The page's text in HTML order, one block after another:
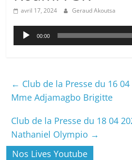
avril 17, 2024 Geraud Akoutsa
Lecteur
audio
00:00
← Club de la Presse du 16
Mme Adjamagbo Brigitte
Club de la Presse du 18 04
Nathaniel Olympio →
Nos Lives Youtube